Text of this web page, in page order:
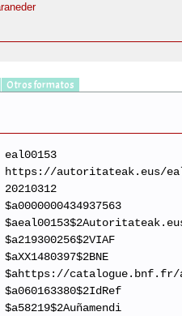
Otros formatos
eal00153
https://autoritateak.eus/
20210312
$a0000000434937563
$a219300256$2VIAF
$aXX1480397$2BNE
$ahttps://catalogue.bnf.fr/
$a060163380$2IdRef
$a58219$2Auñamendi